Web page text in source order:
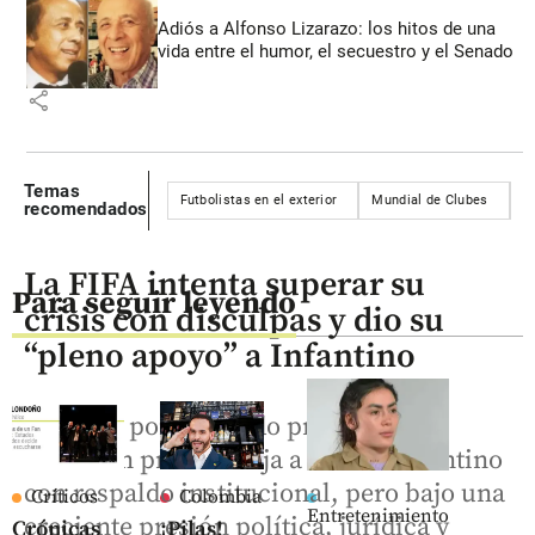
Adiós a Alfonso Lizarazo: los hitos de una
vida entre el humor, el secuestro y el Senado
share
Temas
recomendados
Futbolistas en el exterior Mundial de Clubes
Para seguir leyendo
Críticos
Crónicas
Colombia
¡Pilas!
Entretenimiento
La FIFA intenta superar su
crisis con disculpas y dio su
“pleno apoyo” a Infantino
La crisis por el fallido proyecto de
inversión privada deja a Gianni Infantino
con respaldo institucional, pero bajo una
creciente presión política, jurídica y